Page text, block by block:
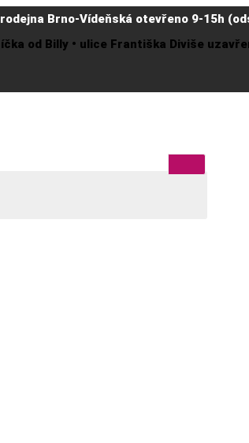
Brno-Vídeňská otevřeno 9-15h
od Billy • ulice Františka Diviše